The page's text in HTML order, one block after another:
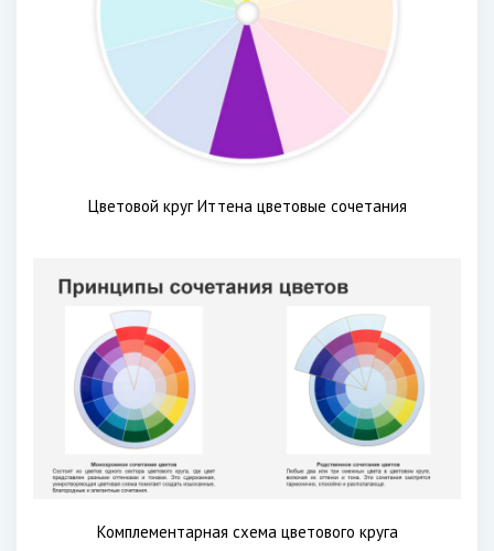
Цветовой круг Иттена цветовые сочетания
Комплементарная схема цветового круга